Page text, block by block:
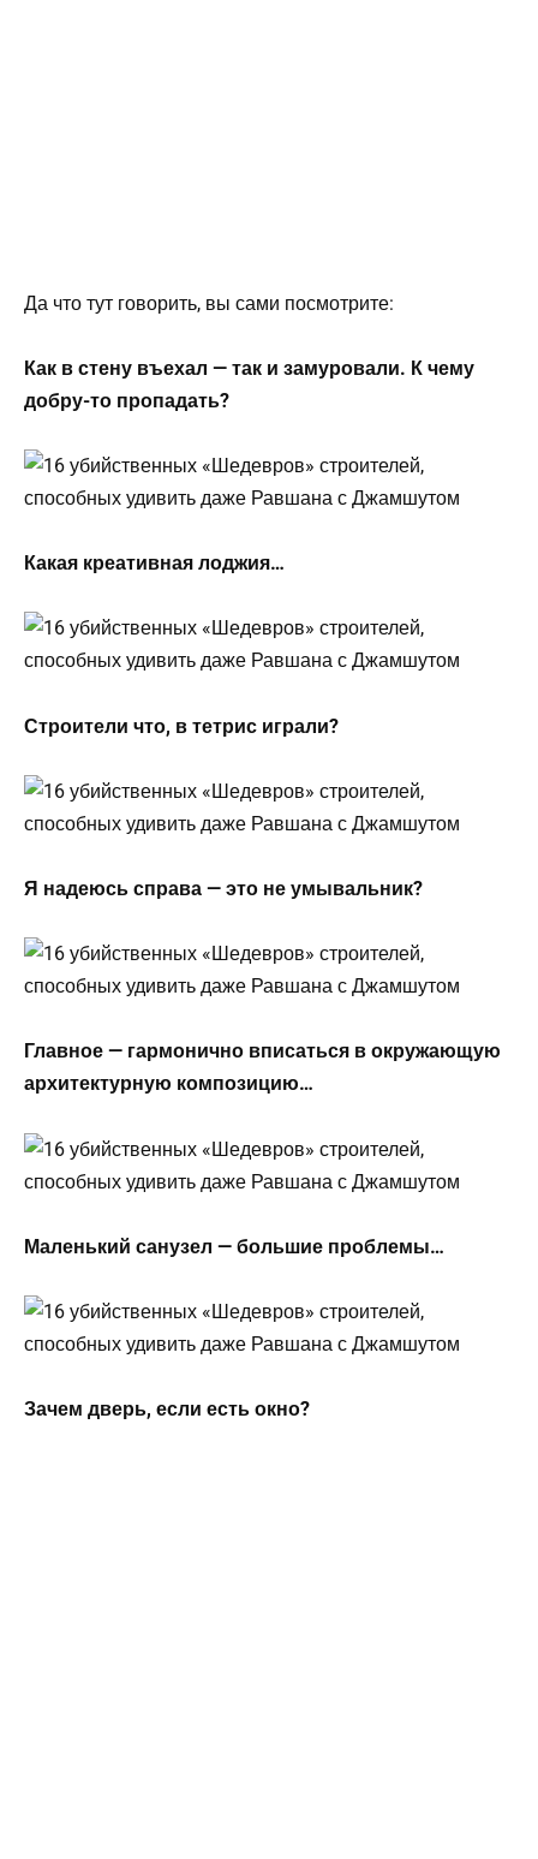
Да что тут говорить, вы сами посмотрите:
Как в стену въехал — так и замуровали. К чему
добру-то пропадать?
Какая креативная лоджия…
Строители что, в тетрис играли?
Я надеюсь справа — это не умывальник?
Главное — гармонично вписаться в окружающую
архитектурную композицию…
Маленький санузел — большие проблемы…
Зачем дверь, если есть окно?